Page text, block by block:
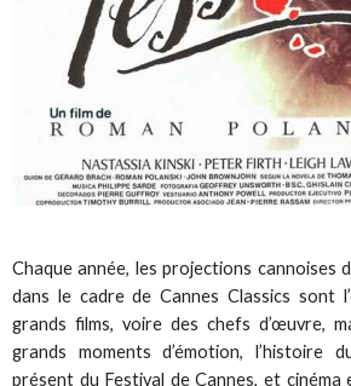
Chaque année, les projections cannoises
dans le cadre de Cannes Classics sont
grands films, voire des chefs d’œuvre,
grands moments d’émotion, l’histoire
présent du Festival de Cannes, et